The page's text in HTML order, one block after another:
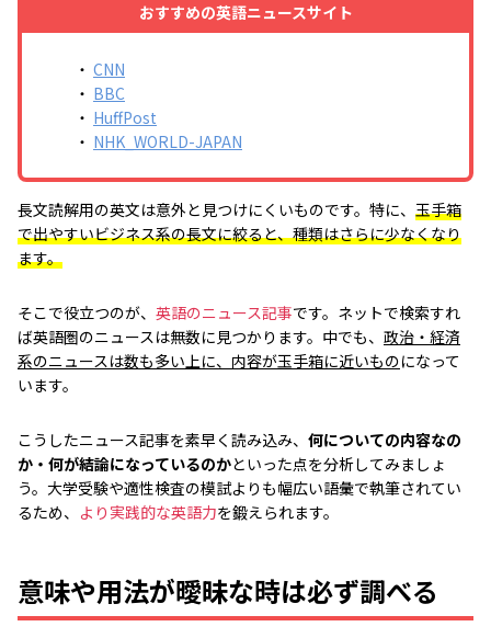
おすすめの英語ニュースサイト
・ CNN
・ BBC
・ HuffPost
・ NHK_WORLD-JAPAN
長文読解用の英文は意外と見つけにくいものです。特に、 玉手箱
で出やすいビジネス系の長文に絞ると、種類はさらに少なくなり
ます。
そこで役立つのが、 英語のニュース記事です。ネットで検索すれ
ば英語圏のニュースは無数に見つかります。中でも、 政治・経済
系のニュースは数も多い上に、内容が玉手箱に近いものになって
います。
こうしたニュース記事を素早く読み込み、 何についての内容なの
か・何が結論になっているのかといった点を分析してみましょ
う。大学受験や適性検査の模試よりも幅広い語彙で執筆されてい
るため、 より実践的な英語力を鍛えられます。
意味や用法が曖昧な時は必ず調べる